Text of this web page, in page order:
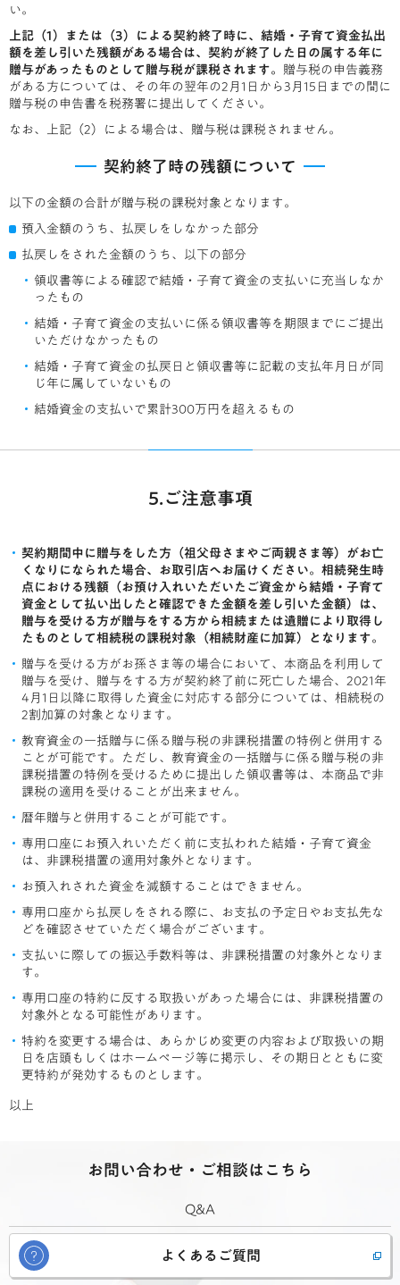
い。
上記（1）または（3）による契約終了時に、結婚・子育て資金払出
額を差し引いた残額がある場合は、契約が終了した日の属する年に
贈与があったものとして贈与税が課税されます。 贈与税の申告義務
がある方については、その年の翌年の2月1日から3月15日までの間に
贈与税の申告書を税務署に提出してください。
なお、上記（2）による場合は、贈与税は課税されません。
契約終了時の残額について
以下の金額の合計が贈与税の課税対象となります。
預入金額のうち、払戻しをしなかった部分
払戻しをされた金額のうち、以下の部分
領収書等による確認で結婚・子育て資金の支払いに充当しなか
ったもの
結婚・子育て資金の支払いに係る領収書等を期限までにご提出
いただけなかったもの
結婚・子育て資金の払戻日と領収書等に記載の支払年月日が同
じ年に属していないもの
結婚資金の支払いで累計300万円を超えるもの
5.ご注意事項
契約期間中に贈与をした方（祖父母さまやご両親さま等）がお亡
くなりになられた場合、お取引店へお届けください。相続発生時
点における残額（お預け入れいただいたご資金から結婚・子育て
資金として払い出したと確認できた金額を差し引いた金額）は、
贈与を受ける方が贈与をする方から相続または遺贈により取得し
たものとして相続税の課税対象（相続財産に加算）となります。
贈与を受ける方がお孫さま等の場合において、本商品を利用して
贈与を受け、贈与をする方が契約終了前に死亡した場合、2021年
4月1日以降に取得した資金に対応する部分については、相続税の
2割加算の対象となります。
教育資金の一括贈与に係る贈与税の非課税措置の特例と併用する
ことが可能です。ただし、教育資金の一括贈与に係る贈与税の非
課税措置の特例を受けるために提出した領収書等は、本商品で非
課税の適用を受けることが出来ません。
暦年贈与と併用することが可能です。
専用口座にお預入れいただく前に支払われた結婚・子育て資金
は、非課税措置の適用対象外となります。
お預入れされた資金を減額することはできません。
専用口座から払戻しをされる際に、お支払の予定日やお支払先な
どを確認させていただく場合がございます。
支払いに際しての振込手数料等は、非課税措置の対象外となりま
す。
専用口座の特約に反する取扱いがあった場合には、非課税措置の
対象外となる可能性があります。
特約を変更する場合は、あらかじめ変更の内容および取扱いの期
日を店頭もしくはホームページ等に掲示し、その期日とともに変
更特約が発効するものとします。
以上
お問い合わせ・ご相談はこちら
Q&A
よくあるご質問